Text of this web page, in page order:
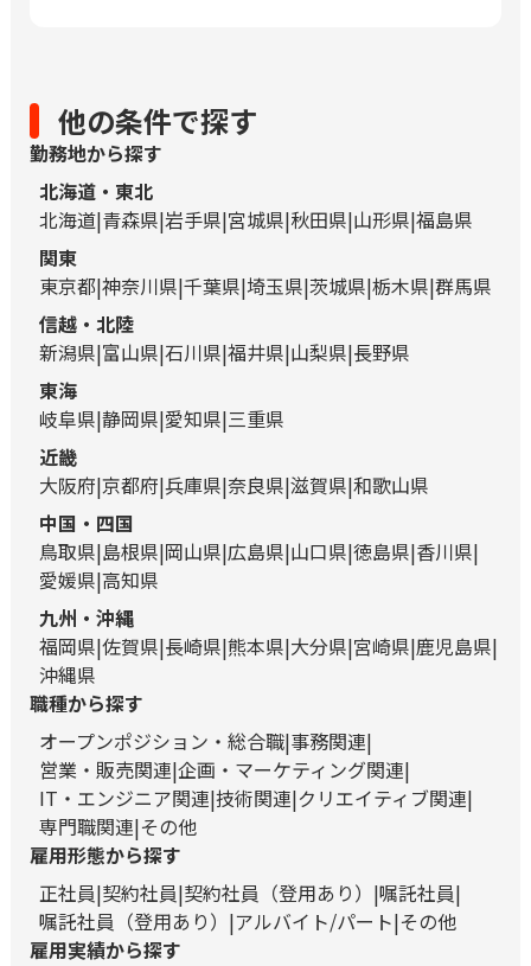
他の条件で探す
勤務地から探す
北海道・東北
北海道 青森県 岩手県 宮城県 秋田県 山形県 福島県
関東
東京都 神奈川県 千葉県 埼玉県 茨城県 栃木県 群馬県
信越・北陸
新潟県 富山県 石川県 福井県 山梨県 長野県
東海
岐阜県 静岡県 愛知県 三重県
近畿
大阪府 京都府 兵庫県 奈良県 滋賀県 和歌山県
中国・四国
鳥取県 島根県 岡山県 広島県 山口県 徳島県 香川県
愛媛県 高知県
九州・沖縄
福岡県 佐賀県 長崎県 熊本県 大分県 宮崎県 鹿児島県
沖縄県
職種から探す
オープンポジション・総合職 事務関連
営業・販売関連 企画・マーケティング関連
IT・エンジニア関連 技術関連 クリエイティブ関連
専門職関連 その他
雇用形態から探す
正社員 契約社員 契約社員（登用あり）
嘱託社員
嘱託社員（登用あり）
アルバイト/パート その他
雇用実績から探す